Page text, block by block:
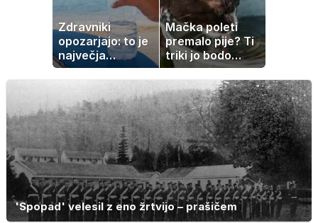
Zdravniki
opozarjajo: to je
največja
napaka, ki jo
ljudje delajo med
vročino
Mačka poleti
premalo pije? Ti
triki jo bodo
spodbudili, da
zaužije več vode
'Spopad' velesil z eno žrtvijo – prašičem